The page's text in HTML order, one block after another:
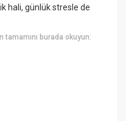
hali, günlük stresle de
tamamını burada okuyun: